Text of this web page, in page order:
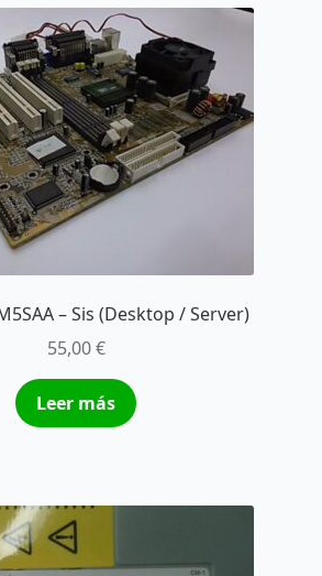
– Sis (Desktop / Server)
55,00€
Leer más